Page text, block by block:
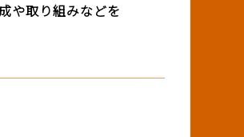
や取り組みなどを